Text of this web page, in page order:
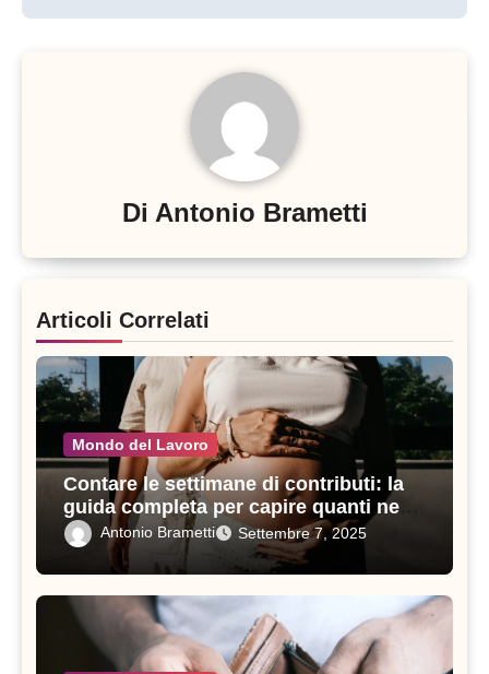
Di Antonio Brametti
Articoli Correlati
Mondo del Lavoro
Contare le settimane di contributi: la
guida completa per capire quanti ne
servono in un anno
Antonio Brametti Settembre 7, 2025